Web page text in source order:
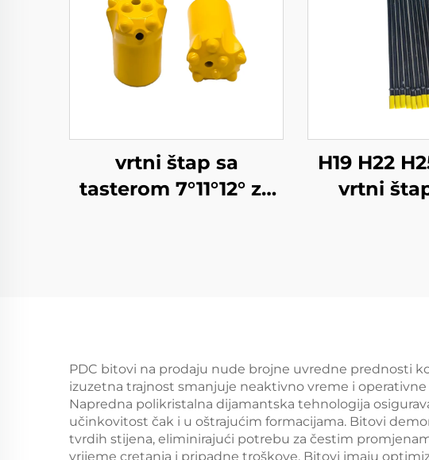
vrtni štap sa
tasterom 7°11°12° za
H19 H22
vrtni
PDC bitovi na prodaju nude brojne uvredne prednosti
izuzetna trajnost smanjuje neaktivno vreme i
Napredna polikristalna dijamantska tehnologija
učinkovitost čak i u oštrajućim formacijama. Bitovi
tvrdih stijena, eliminirajući potrebu za čestim
vrijeme cretanja i pripadne troškove. Bitovi imaju